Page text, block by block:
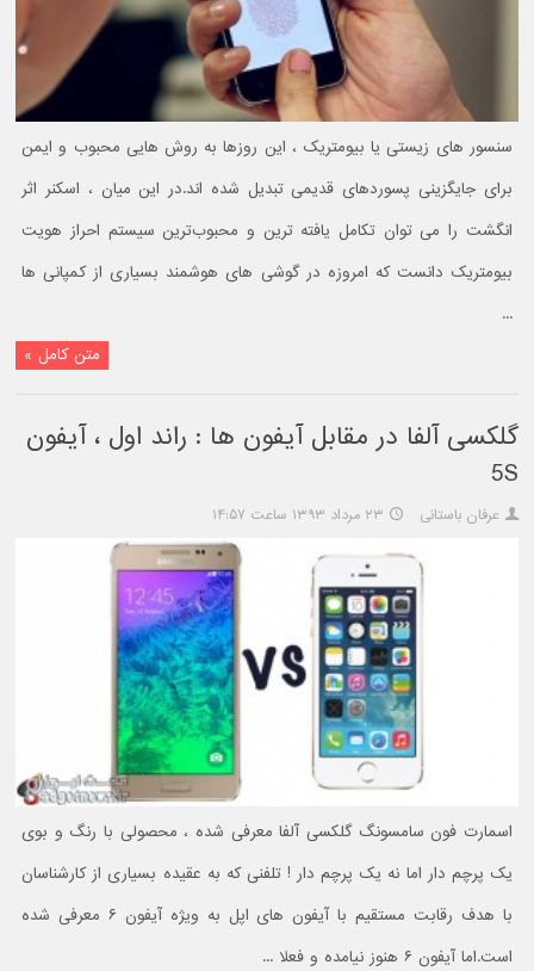
سنسور های زیستی یا بیومتریک ، این روزها به روش هایی محبوب و ایمن
برای جایگزینی پسوردهای قدیمی تبدیل شده اند.در این میان ، اسکنر اثر
انگشت را می توان تکامل یافته ترین و محبوب‌ترین سیستم احراز هویت
بیومتریک دانست که امروزه در گوشی های هوشمند بسیاری از کمپانی ها
...
متن کامل »
گلکسی آلفا در مقابل آیفون ها : راند اول ، آیفون
5S
عرفان باستانی ۲۳ مرداد ۱۳۹۳ ساعت ۱۴:۵۷
اسمارت فون سامسونگ گلکسی آلفا معرفی شده ، محصولی با رنگ و بوی
یک پرچم دار اما نه یک پرچم دار ! تلفنی که به عقیده بسیاری از کارشناسان
با هدف رقابت مستقیم با آیفون های اپل به ویژه آیفون ۶ معرفی شده
است.اما آیفون ۶ هنوز نیامده و فعلا ...